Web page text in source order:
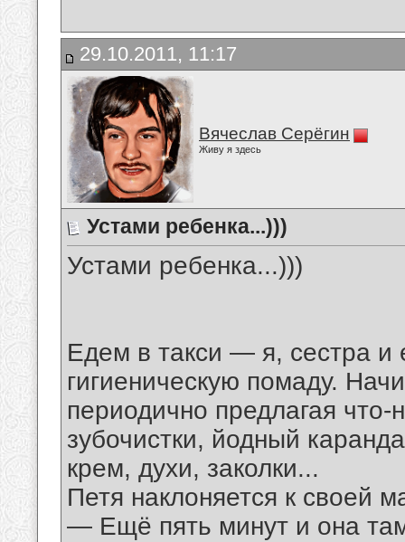
29.10.2011, 11:17
Вячеслав Серёгин
Живу я здесь
Устами ребенка...)))
Устами ребенка...)))
Едем в такси — я, сестра и
гигиеническую помаду.
периодично предлагая что-
зубочистки, йодный
крем, духи, заколки...
Петя наклоняется к своей
— Ещё пять минут и она